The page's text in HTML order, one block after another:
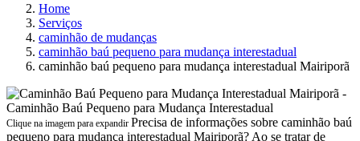
Home
Serviços
caminhão de mudanças
caminhão baú pequeno para mudança interestadual
caminhão baú pequeno para mudança interestadual Mairiporã
Clique na imagem para expandir Precisa de informações sobre caminhão baú
pequeno para mudança interestadual Mairiporã? Ao se tratar de